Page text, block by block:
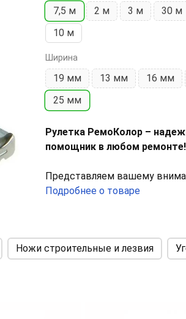
7,5 м 2 м 3 м 30 м
10 м
Ширина
19 мм 13 мм 16 мм
25 мм
Рулетка РемоКолор –
помощник в любом ремонте!
Представляем вашему
рулетку РемоКолор с
замеров как внутри
снаружи.
Подробнее о товаре
Ножи строительные и лезвия